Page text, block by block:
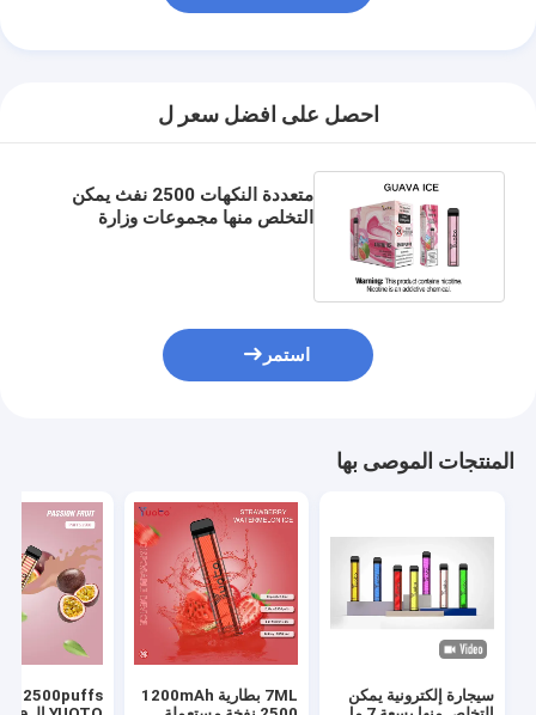
احصل على افضل سعر ل
متعددة النكهات 2500 نفث يمكن
التخلص منها مجموعات وزارة
استمر
المنتجات الموصى بها
سيجارة إلكترونية يمكن
7ML بطارية 1200mAh
2500puffs